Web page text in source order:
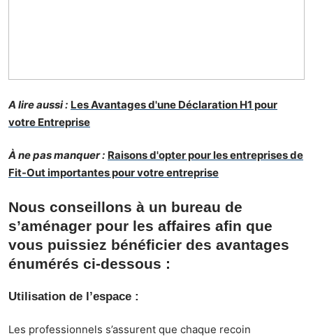
A lire aussi : Les Avantages d'une Déclaration H1 pour
votre Entreprise
À ne pas manquer : Raisons d'opter pour les entreprises de
Fit-Out importantes pour votre entreprise
Nous conseillons à un bureau de
s’aménager pour les affaires afin que
vous puissiez bénéficier des avantages
énumérés ci-dessous :
Utilisation de l’espace :
Les professionnels s’assurent que chaque recoin